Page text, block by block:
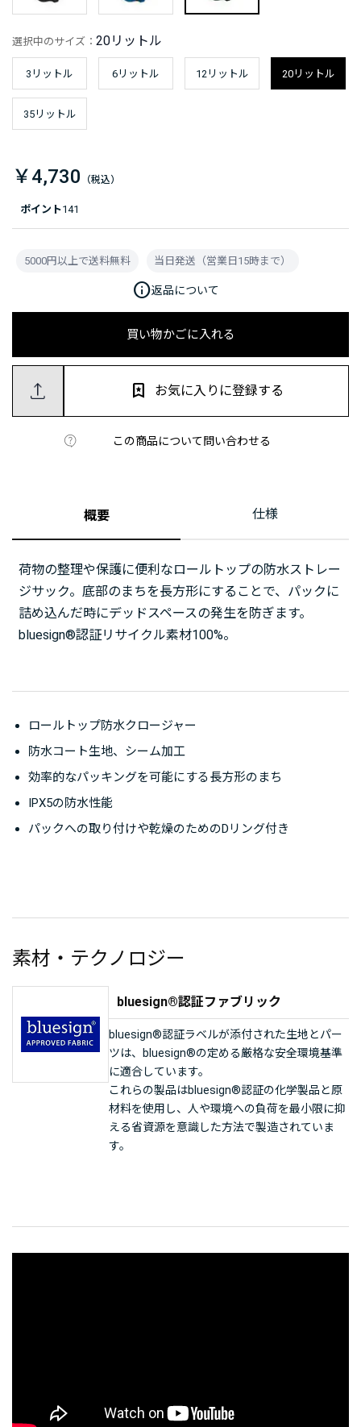
ポイント141
選択中のサイズ： 20リットル
3リットル 6リットル 12リットル 20リットル
35リットル
￥4,730
買い物かごに入れる
この商品について問い合わせる
お気に入りに登録する
5000円以上で送料無料 当日発送（営業日15時まで）
info返品について
概要 仕様
荷物の整理や保護に便利なロールトップの防水ストレー
ジサック。底部のまちを長方形にすることで、パックに
詰め込んだ時にデッドスペースの発生を防ぎます。
bluesign®認証リサイクル素材100%。
ロールトップ防水クロージャー
防水コート生地、シーム加工
効率的なパッキングを可能にする長方形のまち
IPX5の防水性能
パックへの取り付けや乾燥のためのDリング付き
素材・テクノロジー
bluesign®認証ファブリック
bluesign®認証ラベルが添付された生地とパー
ツは、bluesign®の定める厳格な安全環境基準
に適合しています。
これらの製品はbluesign®認証の化学製品と原
材料を使用し、人や環境への負荷を最小限に抑
える省資源を意識した方法で製造されていま
す。